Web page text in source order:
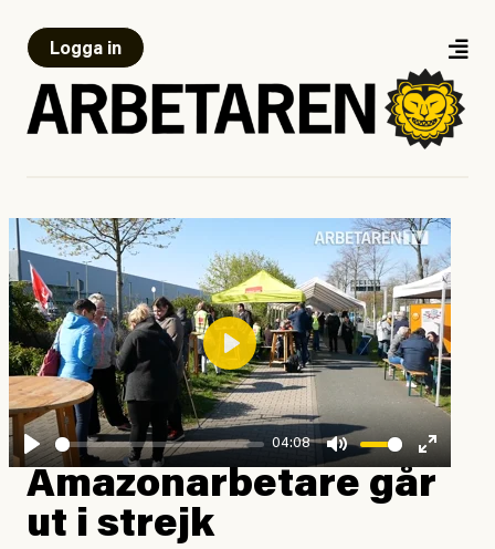
Logga in
Play
04:08
Mute
Enter
Play
Amazonarbetare går
ut i strejk